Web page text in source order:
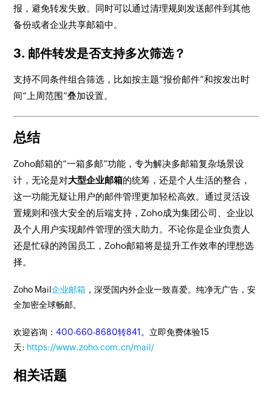
报，避免转发失败。同时可以通过清理规则发送邮件到其他
备份或者企业共享邮箱中。
3. 邮件转发是否支持多次筛选？
支持不同条件组合筛选，比如按主题“报价邮件”和按发出时
间“上周范围”叠加设置。
总结
Zoho邮箱的“一箱多邮”功能，专为解决多邮箱复杂场景设
计，无论是对大型企业邮箱的统筹，还是个人生活的整合，
这一功能无疑让用户的邮件管理更加轻松高效。通过灵活设
置规则和强大安全的后端支持，Zoho成为集团公司、企业以
及个人用户实现邮件管理的强大助力。不论你是企业负责人
还是忙碌的跨国员工，Zoho邮箱将是提升工作效率的理想选
择。
Zoho Mail企业邮箱 ，深受国内外企业一致喜爱。纯净无广告，安
全加密全球畅邮。
欢迎咨询：400-660-8680转841 。立即免费体验15
天: https://www.zoho.com.cn/mail/
相关话题